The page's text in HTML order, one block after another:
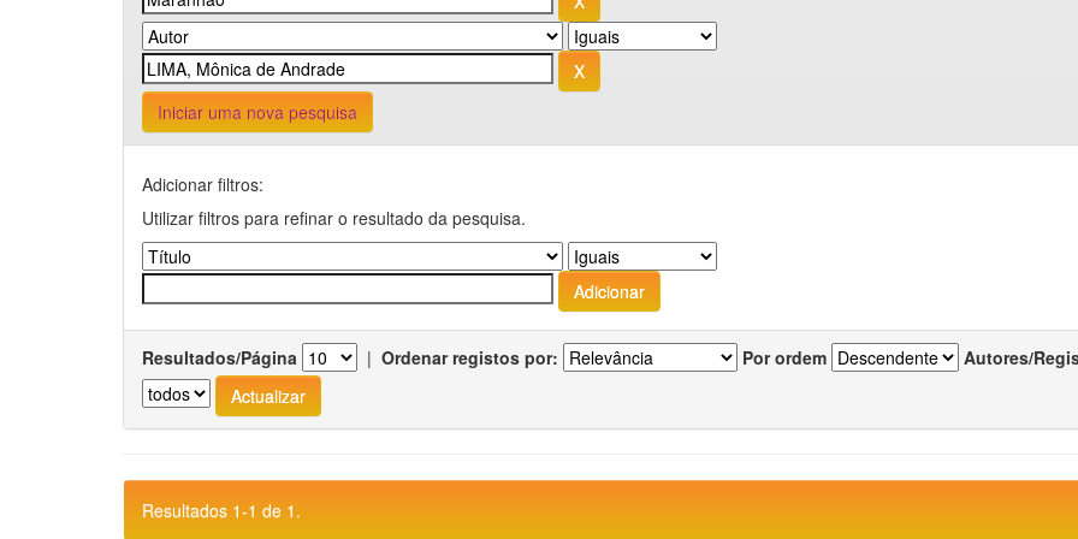
Iniciar uma nova pesquisa
Adicionar filtros:
Utilizar filtros para refinar o resultado da pesquisa.
Resultados/Página | Ordenar registos por: Por ordem Autores/
Resultados 1-1 de 1.